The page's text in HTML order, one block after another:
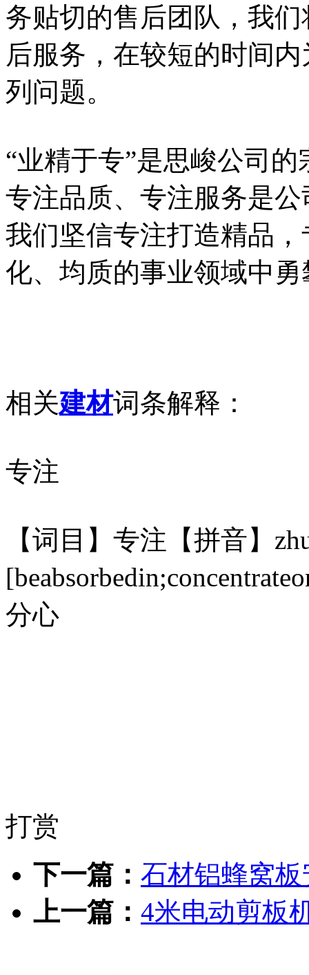
务贴切的售后团队，我
后服务，在较短的时间
列问题。
“业精于专”是思峻公司
专注品质、专注服务是
我们坚信专注打造精品
化、均质的事业领域中
相关建材词条解释：
专注
【词目】专注【拼音】
分心
打赏
下一篇： 石材铝蜂窝
上一篇： 4米电动剪板